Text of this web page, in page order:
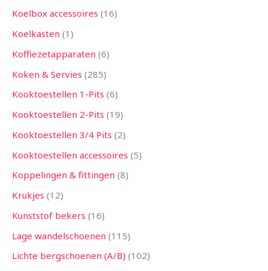
Koelbox accessoires 16
Koelkasten 1
Koffiezetapparaten 6
Koken & Servies 285
Kooktoestellen 1-Pits 6
Kooktoestellen 2-Pits 19
Kooktoestellen 3/4 Pits 2
Kooktoestellen accessoires 5
Koppelingen & fittingen 8
Krukjes 12
Kunststof bekers 16
Lage wandelschoenen 115
Lichte bergschoenen (A/B) 102